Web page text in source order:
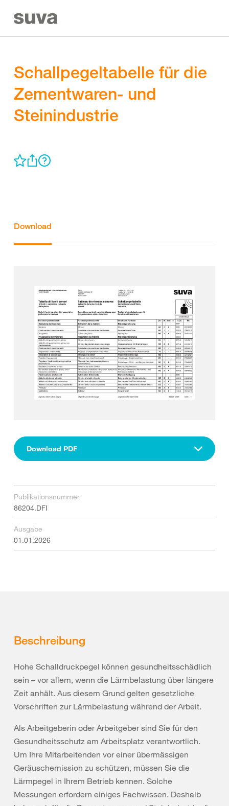
Schallpegeltabelle für die
Zementwaren- und
Steinindustrie
Download
Download PDF
Publikationsnummer
86204.DFI
Ausgabe
01.01.2026
Beschreibung
Hohe Schalldruckpegel können gesundheitsschädlich
sein – vor allem, wenn die Lärmbelastung über längere
Zeit anhält. Aus diesem Grund gelten gesetzliche
Vorschriften zur Lärmbelastung während der Arbeit.
Als Arbeitgeberin oder Arbeitgeber sind Sie für den
Gesundheitsschutz am Arbeitsplatz verantwortlich.
Um Ihre Mitarbeitenden vor einer übermässigen
Geräuschemission zu schützen, müssen Sie die
Lärmpegel in Ihrem Betrieb kennen. Solche
Messungen erfordern einiges Fachwissen. Deshalb